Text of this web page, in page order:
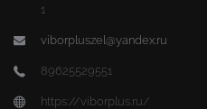
1
viborpluszel@yandex.ru
89625529551
https://viborplus.ru/